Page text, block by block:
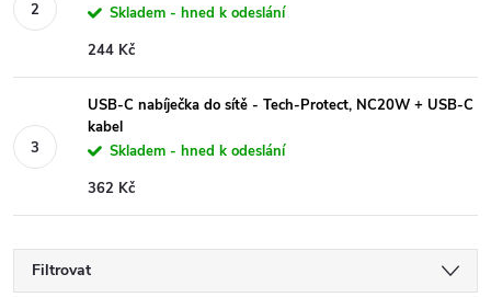
Skladem - hned k odeslání
244 Kč
USB-C nabíječka do sítě - Tech-Protect, NC20W + USB-C
kabel
Skladem - hned k odeslání
362 Kč
Filtrovat